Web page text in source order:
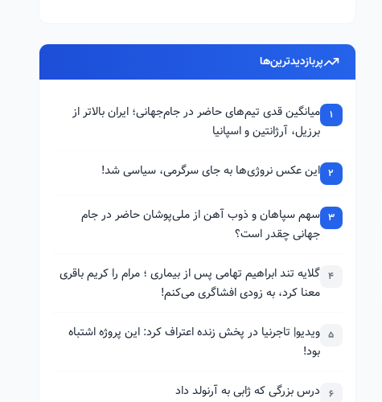
پربازدیدترین‌ها
1
میانگین قدی تیم‌های حاضر در جام‌جهانی؛ ایران بالاتر از
برزیل، آرژانتین و اسپانیا
2 این عکس نروژی‌ها به جای سرگرمی، سیاسی شد!
3 سهم سپاهان و ذوب آهن از ملی‌پوشان حاضر در جام
جهانی چقدر است؟
4 گلایه تند ابراهیم تهامی پس از بیماری ؛ مرام را کریم باقری
معنا کرد، به زودی افشاگری می‌کنم!
5 ویدیو| تاجرنیا در پخش زنده اعتراف کرد: این پروژه اشتباه
بود!
6 درس بزرگی که ژابی به آرنولد داد